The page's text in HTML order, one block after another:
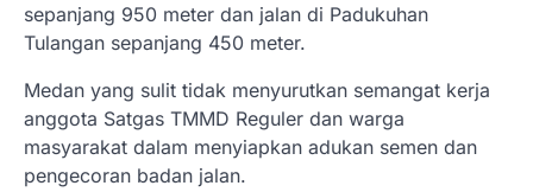
sepanjang 950 meter dan jalan di Padukuhan
Tulangan sepanjang 450 meter.
Medan yang sulit tidak menyurutkan semangat kerja
anggota Satgas TMMD Reguler dan warga
masyarakat dalam menyiapkan adukan semen dan
pengecoran badan jalan.